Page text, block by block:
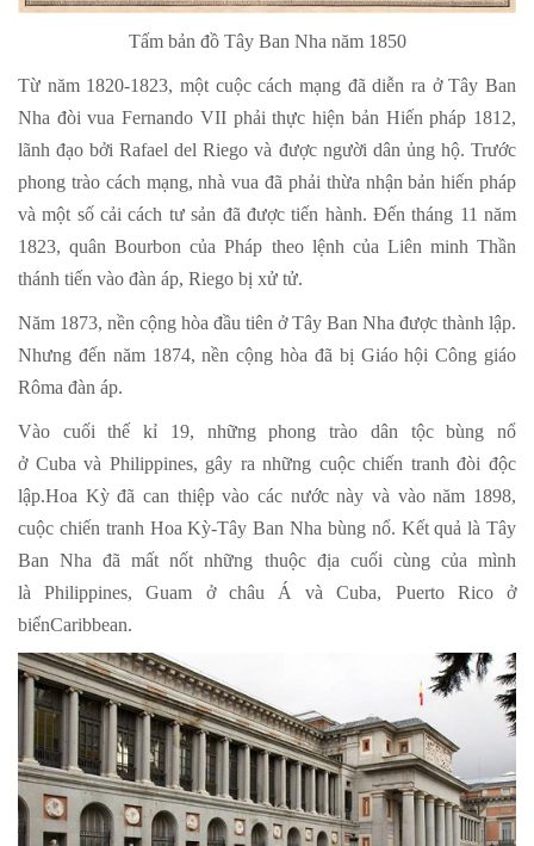
Tấm bản đồ Tây Ban Nha năm 1850
Từ năm 1820-1823, một cuộc cách mạng đã diễn ra ở Tây Ban
Nha đòi vua Fernando VII phải thực hiện bản Hiến pháp 1812,
lãnh đạo bởi Rafael del Riego và được người dân ủng hộ. Trước
phong trào cách mạng, nhà vua đã phải thừa nhận bản hiến pháp
và một số cải cách tư sản đã được tiến hành. Đến tháng 11 năm
1823, quân Bourbon của Pháp theo lệnh của Liên minh Thần
thánh tiến vào đàn áp, Riego bị xử tử.
Năm 1873, nền cộng hòa đầu tiên ở Tây Ban Nha được thành lập.
Nhưng đến năm 1874, nền cộng hòa đã bị Giáo hội Công giáo
Rôma đàn áp.
Vào cuối thế kỉ 19, những phong trào dân tộc bùng nổ
ở Cuba và Philippines, gây ra những cuộc chiến tranh đòi độc
lập.Hoa Kỳ đã can thiệp vào các nước này và vào năm 1898,
cuộc chiến tranh Hoa Kỳ-Tây Ban Nha bùng nổ. Kết quả là Tây
Ban Nha đã mất nốt những thuộc địa cuối cùng của mình
là Philippines, Guam ở châu Á và Cuba, Puerto Rico ở
biểnCaribbean.